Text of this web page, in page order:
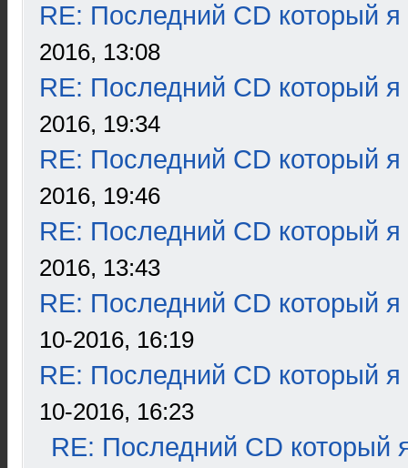
RE: Последний CD который я
2016, 13:08
RE: Последний CD который я
2016, 19:34
RE: Последний CD который я
2016, 19:46
RE: Последний CD который я
2016, 13:43
RE: Последний CD который я
10-2016, 16:19
RE: Последний CD который я
10-2016, 16:23
RE: Последний CD который